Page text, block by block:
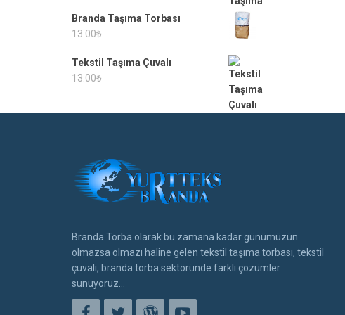
Branda Taşıma Torbası
13.00₺
Tekstil Taşıma Çuvalı
13.00₺
Branda Torba olarak bu zamana kadar günümüzün
olmazsa olmazı haline gelen tekstil taşıma torbası, tekstil
çuvalı, branda torba sektöründe farklı çözümler
sunuyoruz...